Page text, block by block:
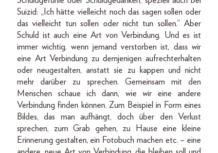
Suizid: „Ich hätte vielleicht noch das sagen sollen oder
das vielleicht tun sollen oder nicht tun sollen.“ Aber
Schuld ist auch eine Art von Verbindung. Und es ist
immer wichtig, wenn jemand verstorben ist, dass wir
eine Art Verbindung zu demjenigen aufrechterhalten
oder neugestalten, anstatt sie zu kappen und nicht
mehr darüber zu sprechen. Gemeinsam mit den
Menschen schaue ich dann, wie wir eine andere
Verbindung finden können. Zum Beispiel in Form eines
Bildes, das man aufhängt, doch über den Verlust
sprechen, zum Grab gehen, zu Hause eine kleine
Erinnerung gestalten, ein Fotobuch machen etc. – eine